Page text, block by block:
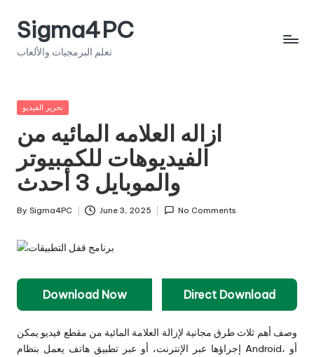
SkipSigma4PC
تعلم البرمجيات والألعاب
Posted
تحرير الفيديو
ازاله العلامه المائيه من
الفيديوهات للكمبيوتر
والموبايل 3 أحدث
Posted
By Sigma4PC June 3, 2025 No Comments
Download Now Direct Download
وصف أهم ثلاث طرق مجانية لإزالة العلامة المائية من مقطع فيديو يمكن
إجراؤها عبر الإنترنت، أو عبر تطبيق هاتف يعمل بنظام Android، أو